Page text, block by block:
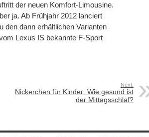
der neuen Komfort-Limousine.
ja. Ab Frühjahr 2012 lanciert
den dann erhältlichen Varianten
Lexus IS bekannte F-Sport
Next:
Nickerchen für Kinder: Wie gesund ist
der Mittagsschlaf?